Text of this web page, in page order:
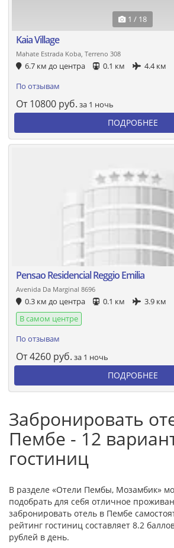
1 / 18
Kaia Village
Mahate Estrada Koba, Terreno 308
6.7 км до центра 0.1 км
4.4 км
По отзывам
От 10800 руб. за 1 ночь
ПОДРОБНЕЕ
Pensao Residencial Reggio Emilia
Avenida Da Marginal 8696
0.3 км до центра 0.1 км
3.9 км
В самом центре
По отзывам
От4260 руб. за 1 ночь
ПОДРОБНЕЕ
Забронировать
Пембе - 12
гостиниц
В разделе «Отели Пембы, Мозамбик»
подобрать для себя отличное
забронировать отель в Пембе
рейтинг гостиниц составляет 8.2
рублей в день.